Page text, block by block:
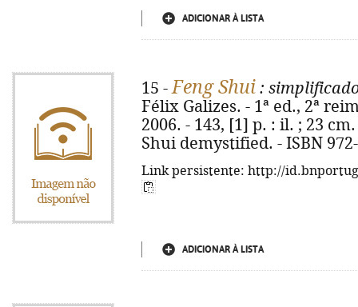
ADICIONAR À LISTA
15 -Feng Shui :
Félix Galizes. - 1ª ed., 2ª
2006. - 143, [1] p. : il. ; 23
Shui demystified. - ISBN
Link persistente: http://
ADICIONAR À LISTA